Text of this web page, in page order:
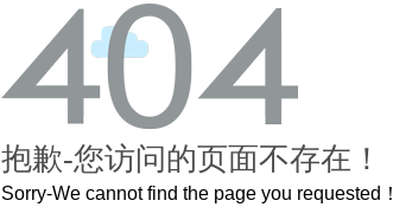
抱歉-您访问的页面不存在！
Sorry-We cannot find the page you requested！